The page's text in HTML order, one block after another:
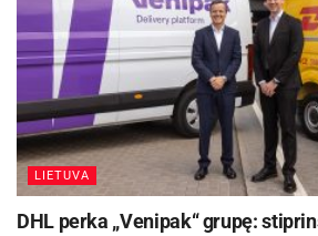
LIETUVA
DHL perka „Venipak“ grupę: